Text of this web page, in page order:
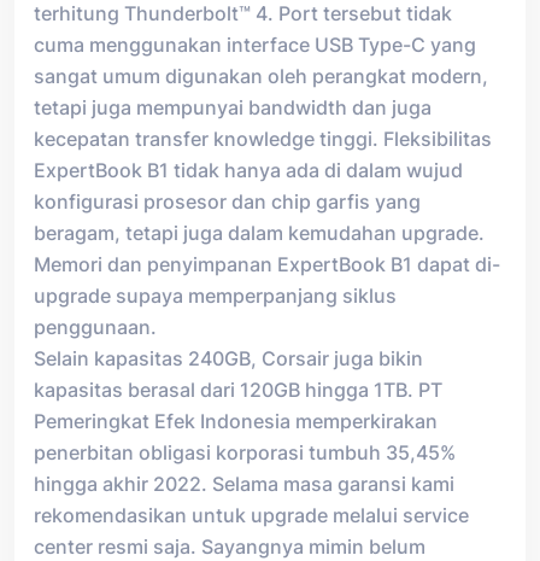
terhitung Thunderbolt™ 4. Port tersebut tidak
cuma menggunakan interface USB Type-C yang
sangat umum digunakan oleh perangkat modern,
tetapi juga mempunyai bandwidth dan juga
kecepatan transfer knowledge tinggi. Fleksibilitas
ExpertBook B1 tidak hanya ada di dalam wujud
konfigurasi prosesor dan chip garfis yang
beragam, tetapi juga dalam kemudahan upgrade.
Memori dan penyimpanan ExpertBook B1 dapat di-
upgrade supaya memperpanjang siklus
penggunaan.
Selain kapasitas 240GB, Corsair juga bikin
kapasitas berasal dari 120GB hingga 1TB. PT
Pemeringkat Efek Indonesia memperkirakan
penerbitan obligasi korporasi tumbuh 35,45%
hingga akhir 2022. Selama masa garansi kami
rekomendasikan untuk upgrade melalui service
center resmi saja. Sayangnya mimin belum